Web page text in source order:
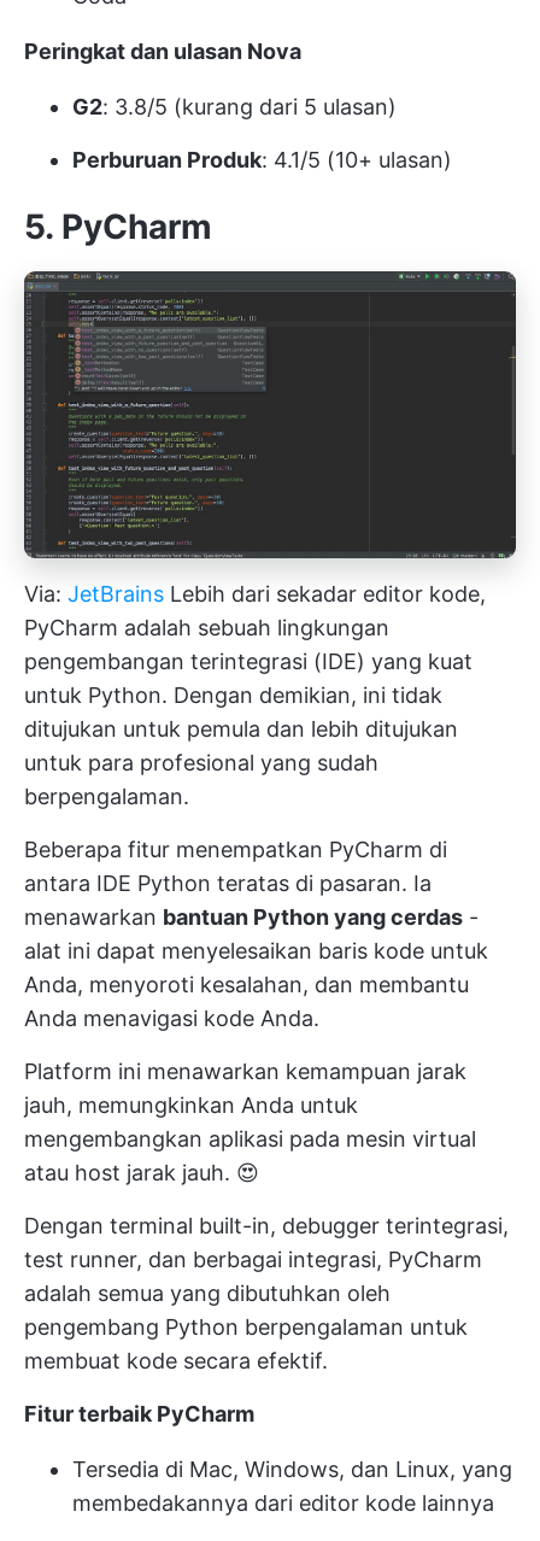
Peringkat dan ulasan Nova
G2: 3.8/5 (kurang dari 5 ulasan)
Perburuan Produk: 4.1/5 (10+ ulasan)
5. PyCharm
Via: JetBrains Lebih dari sekadar editor kode,
PyCharm adalah sebuah lingkungan
pengembangan terintegrasi (IDE) yang kuat
untuk Python. Dengan demikian, ini tidak
ditujukan untuk pemula dan lebih ditujukan
untuk para profesional yang sudah
berpengalaman.
Beberapa fitur menempatkan PyCharm di
antara IDE Python teratas di pasaran. Ia
menawarkan bantuan Python yang cerdas -
alat ini dapat menyelesaikan baris kode untuk
Anda, menyoroti kesalahan, dan membantu
Anda menavigasi kode Anda.
Platform ini menawarkan kemampuan jarak
jauh, memungkinkan Anda untuk
mengembangkan aplikasi pada mesin virtual
atau host jarak jauh. 😍
Dengan terminal built-in, debugger terintegrasi,
test runner, dan berbagai integrasi, PyCharm
adalah semua yang dibutuhkan oleh
pengembang Python berpengalaman untuk
membuat kode secara efektif.
Fitur terbaik PyCharm
Tersedia di Mac, Windows, dan Linux, yang
membedakannya dari editor kode lainnya